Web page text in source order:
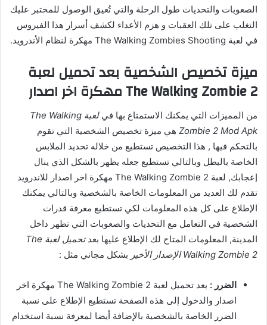
الصعوبات والتحديات طول الرحلة والتي تُعيق الوصول للمختبر عليك
التغلب على تلك العقبات و هزم الأعداء لكشف أسرار هذا الفيروس
في لعبة The Walking Zombies Shooting مهكرة لنظام الأندرويد.
ميزة تخصيص الشخصية بعد تحميل لعبة
The Walking Zombie 2 مهكرة اخر اصدار
من المميزات التي يمكنك الاستمتاع بها في
لعبة The Walking
Zombie 2 Mod Apk هي ميزة تخصيص الشخصية التي تقوم
بالتحكم فيها , هذا التخصيص تستطيع من خلاله تحديد الملابس
الخاصة بالبطل وبالتالي تستطيع جعله يظهر بالشكل الذي ينال
إعجابك, لعبة The Walking Zombie 2 مهكرة اخر اصدار للاندرويد
تقدم لك العديد من المعلومات الخاصة بالشخصية وبالتالي يمكنك
الإطلاع على كل هذه المعلومات لكي تستطيع معرفة قدرات
الشخصية في التعامل مع التحديات والصعوبات التي تظهر داخل
المدينة, المعلومات المتاح لك الإطلاع عليها بعد
تحميل لعبة The
Walking Zombie 2 الإصدار الأخير
بشكل مجاني مثل :
الضرر :
بعد تحميل لعبة The Walking Zombie 2 مهكرة اخر
اصدار والدخول إلى هذه الصفحة تستطيع الإطلاع على نسبة
الضرر الخاصة بالشخصية بالإضافة أيضا لمعرفة نسبة استخدام